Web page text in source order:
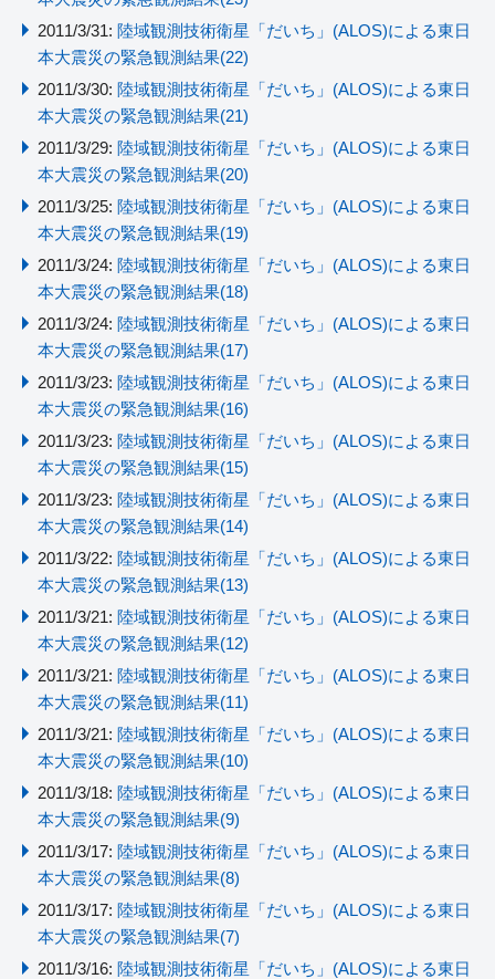
2011/3/31: 陸域観測技術衛星「だいち」(ALOS)による東日
本大震災の緊急観測結果(22)
2011/3/30: 陸域観測技術衛星「だいち」(ALOS)による東日
本大震災の緊急観測結果(21)
2011/3/29: 陸域観測技術衛星「だいち」(ALOS)による東日
本大震災の緊急観測結果(20)
2011/3/25: 陸域観測技術衛星「だいち」(ALOS)による東日
本大震災の緊急観測結果(19)
2011/3/24: 陸域観測技術衛星「だいち」(ALOS)による東日
本大震災の緊急観測結果(18)
2011/3/24: 陸域観測技術衛星「だいち」(ALOS)による東日
本大震災の緊急観測結果(17)
2011/3/23: 陸域観測技術衛星「だいち」(ALOS)による東日
本大震災の緊急観測結果(16)
2011/3/23: 陸域観測技術衛星「だいち」(ALOS)による東日
本大震災の緊急観測結果(15)
2011/3/23: 陸域観測技術衛星「だいち」(ALOS)による東日
本大震災の緊急観測結果(14)
2011/3/22: 陸域観測技術衛星「だいち」(ALOS)による東日
本大震災の緊急観測結果(13)
2011/3/21: 陸域観測技術衛星「だいち」(ALOS)による東日
本大震災の緊急観測結果(12)
2011/3/21: 陸域観測技術衛星「だいち」(ALOS)による東日
本大震災の緊急観測結果(11)
2011/3/21: 陸域観測技術衛星「だいち」(ALOS)による東日
本大震災の緊急観測結果(10)
2011/3/18: 陸域観測技術衛星「だいち」(ALOS)による東日
本大震災の緊急観測結果(9)
2011/3/17: 陸域観測技術衛星「だいち」(ALOS)による東日
本大震災の緊急観測結果(8)
2011/3/17: 陸域観測技術衛星「だいち」(ALOS)による東日
本大震災の緊急観測結果(7)
2011/3/16: 陸域観測技術衛星「だいち」(ALOS)による東日